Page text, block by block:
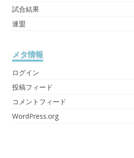
試合結果
連盟
メタ情報
ログイン
投稿フィード
コメントフィード
WordPress.org